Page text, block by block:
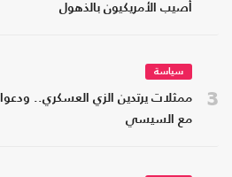
أصيب الأمريكيون بالذهول
3
سياسة
ممثلات يرتدين الزي العسكري..
مع السيسي